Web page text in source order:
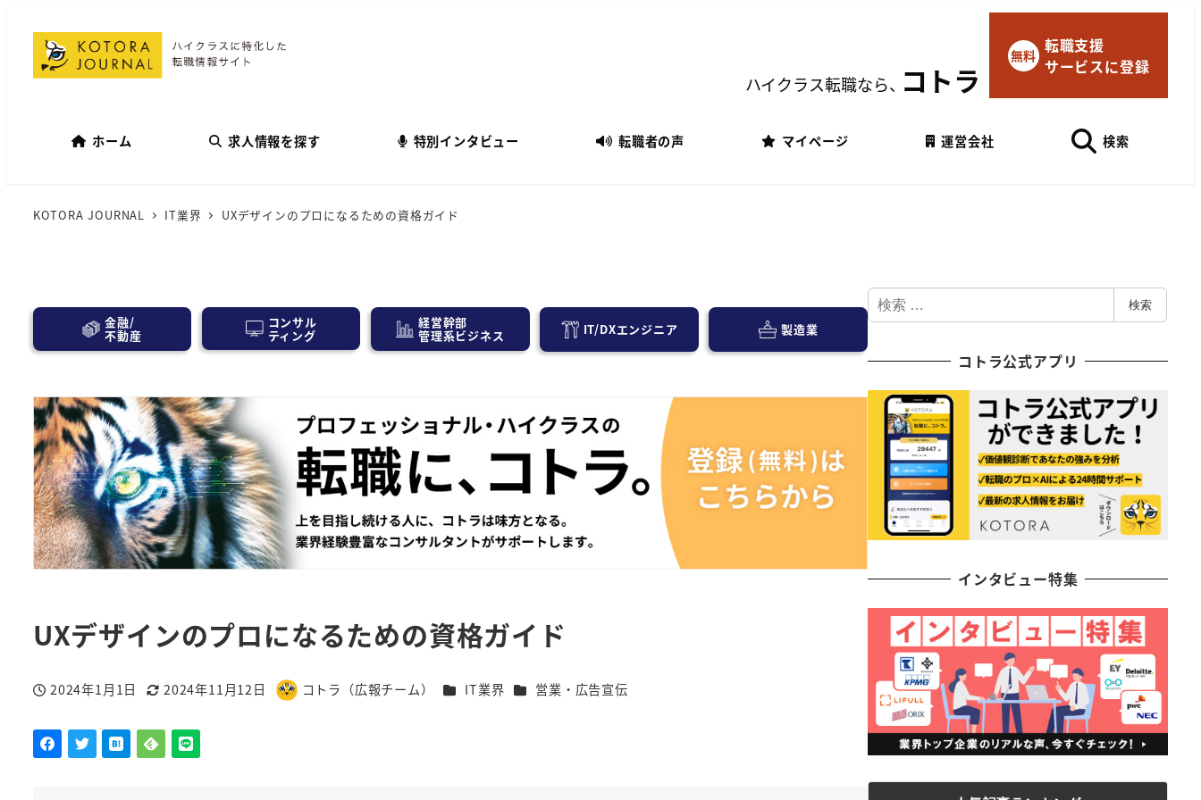
マイページにログイン
ハイクラス転職なら、コトラ
無料 転職支援
サービスに登録
ホーム 求人情報を探す 特別インタビュー 転職者の声 マイページ 運営会社 検索
KOTORA JOURNAL IT業界 UXデザインのプロになるための資格ガイド
金融/
不動産
コンサル
ティング
経営幹部
管理系ビジネス IT/DXエンジニア 製造業
UXデザインのプロになるための資格ガイド
投稿日
2024年1月1日
更新日
2024年11月12日
著
コトラ（広報チーム） カテゴリー
IT業界 カテゴリー
営業・広告宣伝
検
索
検索
コトラ公式アプリ
インタビュー特集